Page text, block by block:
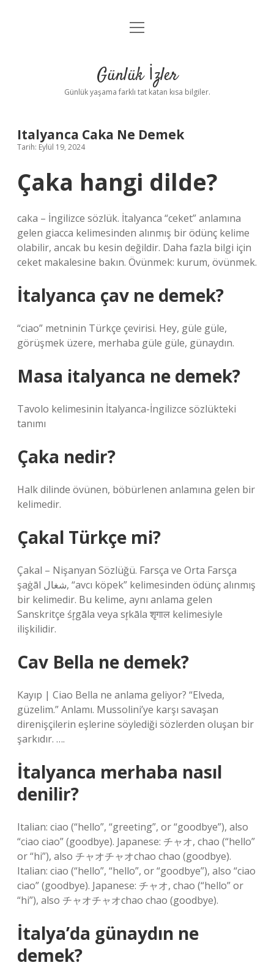
Anasayfa
Yasal Uyarı
menüyü
Günlük İzler
Günlük yaşama farklı tat katan kısa bilgiler.
Italyanca Caka Ne Demek
Tarih: Eylül 19, 2024
Çaka hangi dilde?
caka – İngilizce sözlük. İtalyanca “ceket” anlamına
gelen giacca kelimesinden alınmış bir ödünç kelime
olabilir, ancak bu kesin değildir. Daha fazla bilgi için
ceket makalesine bakın. Övünmek: kurum, övünmek.
İtalyanca çav ne demek?
“ciao” metninin Türkçe çevirisi. Hey, güle güle,
görüşmek üzere, merhaba güle güle, günaydın.
Masa italyanca ne demek?
Tavolo kelimesinin İtalyanca-İngilizce sözlükteki
tanımı
Çaka nedir?
Halk dilinde övünen, böbürlenen anlamına gelen bir
kelimedir.
Çakal Türkçe mi?
Çakal – Nişanyan Sözlüğü. Farsça ve Orta Farsça
şaġāl شغال, “avcı köpek” kelimesinden ödünç alınmış
bir kelimedir. Bu kelime, aynı anlama gelen
Sanskritçe śr̥gāla veya sr̥kāla शृगाल kelimesiyle
ilişkilidir.
Cav Bella ne demek?
Kayıp | Ciao Bella ne anlama geliyor? “Elveda,
güzelim.” Anlamı. Mussolini’ye karşı savaşan
direnişçilerin eşlerine söylediği sözlerden oluşan bir
şarkıdır. ….
İtalyanca merhaba nasıl
denilir?
Italian: ciao (“hello”, “greeting”, or “goodbye”), also
“ciao ciao” (goodbye). Japanese: チャオ, chao (“hello”
or “hi”), also チャオチャオchao chao (goodbye).
Italian: ciao (“hello”, “hello”, or “goodbye”), also “ciao
ciao” (goodbye). Japanese: チャオ, chao (“hello” or
“hi”), also チャオチャオchao chao (goodbye).
İtalya’da günaydın ne
demek?